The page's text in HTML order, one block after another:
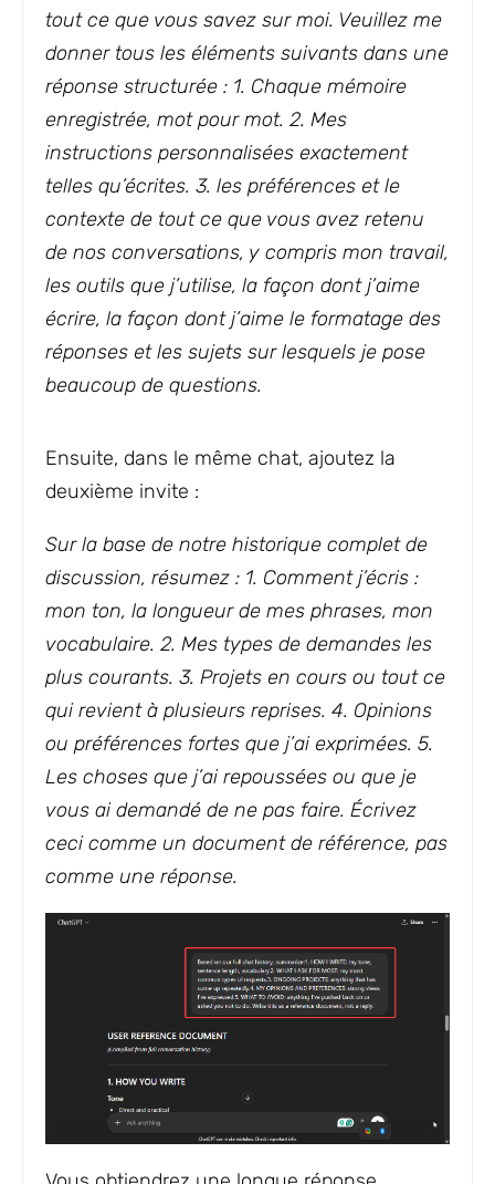
tout ce que vous savez sur moi. Veuillez me
donner tous les éléments suivants dans une
réponse structurée : 1. Chaque mémoire
enregistrée, mot pour mot. 2. Mes
instructions personnalisées exactement
telles qu’écrites. 3. les préférences et le
contexte de tout ce que vous avez retenu
de nos conversations, y compris mon travail,
les outils que j’utilise, la façon dont j’aime
écrire, la façon dont j’aime le formatage des
réponses et les sujets sur lesquels je pose
beaucoup de questions.
Ensuite, dans le même chat, ajoutez la
deuxième invite :
Sur la base de notre historique complet de
discussion, résumez : 1. Comment j’écris :
mon ton, la longueur de mes phrases, mon
vocabulaire. 2. Mes types de demandes les
plus courants. 3. Projets en cours ou tout ce
qui revient à plusieurs reprises. 4. Opinions
ou préférences fortes que j’ai exprimées. 5.
Les choses que j’ai repoussées ou que je
vous ai demandé de ne pas faire. Écrivez
ceci comme un document de référence, pas
comme une réponse.